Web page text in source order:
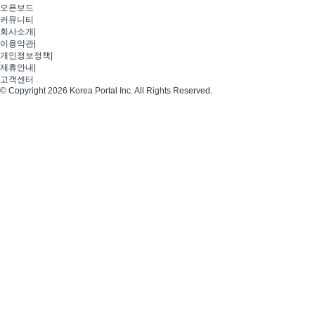
오픈보드
커뮤니티
회사소개
이용약관
개인정보정책
제휴안내
고객센터
© Copyright 2026 Korea Portal Inc. All Rights Reserved.